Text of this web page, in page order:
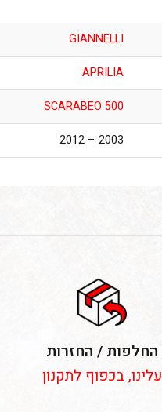
GIANNELLI
APRILIA
SCARABEO 500
2003 – 2012
החלפות / החזרות
עלינו, בכפוף לתקנון